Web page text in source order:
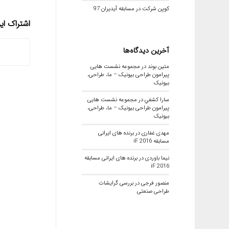
اشتراک
کوپن شرکت در مسابقه آیدیران 97
آخرین دیدگاه‌ها
متین بونددر مجموعه نشست هایی
پیرامون طراحی بیونیک – ما، طراحی،
بیونیک
سارا كشفيدر مجموعه نشست هایی
پیرامون طراحی بیونیک – ما، طراحی،
بیونیک
مهدی غفاریدربرنده های ایرانی
مسابقه iF 2016
نیما باوردیدربرنده های ایرانی مسابقه
iF 2016
منصور فرجیدربررسی گرایشات
طراحی صنعتی